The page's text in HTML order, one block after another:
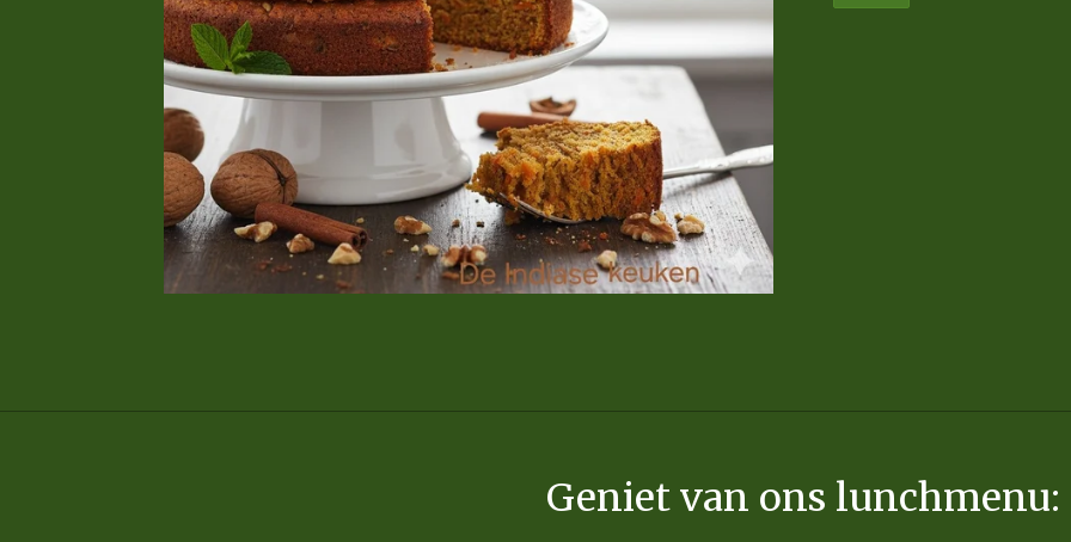
Geniet van ons lunchmenu: